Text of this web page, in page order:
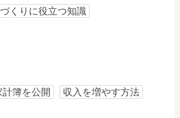
くりに役立つ知識
計簿を公開 収入を増やす方法